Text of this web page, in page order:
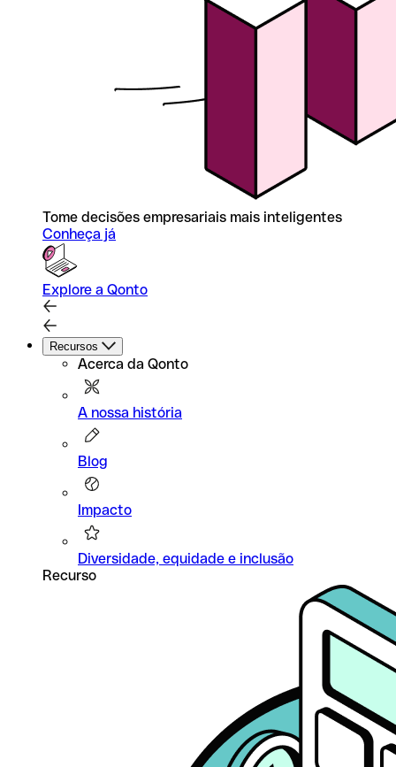
Tome decisões empresariais mais inteligentes
Conheça já
Explore a Qonto
Recursos
Acerca da Qonto
A nossa história
Blog
Impacto
Diversidade, equidade e inclusão
Recurso